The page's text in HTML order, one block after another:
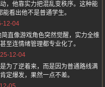
，他靠实力把混乱变秩序。这种能
看出他不是普通学生。
12-04
直像游戏角色突然觉醒，实力全维
至连情绪管理都专业化了。
12-04
为了逆着来，而是因为普通路线满
定爆发，果然一点不差。